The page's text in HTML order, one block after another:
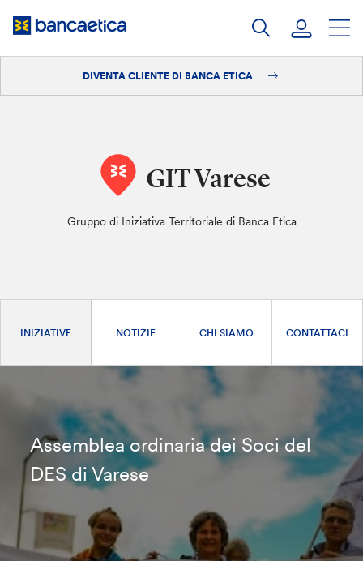
DIVENTA CLIENTE DI BANCA ETICA
GIT Varese
Gruppo di Iniziativa Territoriale di Banca Etica
INIZIATIVE NOTIZIE CHI SIAMO CONTATTACI
Assemblea ordinaria dei Soci del
DES di Varese